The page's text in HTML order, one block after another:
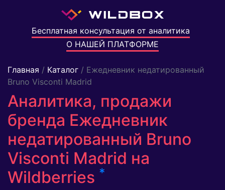
Бесплатная консультация от аналитика
О НАШЕЙ ПЛАТФОРМЕ
Главная / Каталог / Ежедневник недатированный
Bruno Visconti Madrid
Аналитика, продажи
бренда Ежедневник
недатированный Bruno
Visconti Madrid на
Wildberries *